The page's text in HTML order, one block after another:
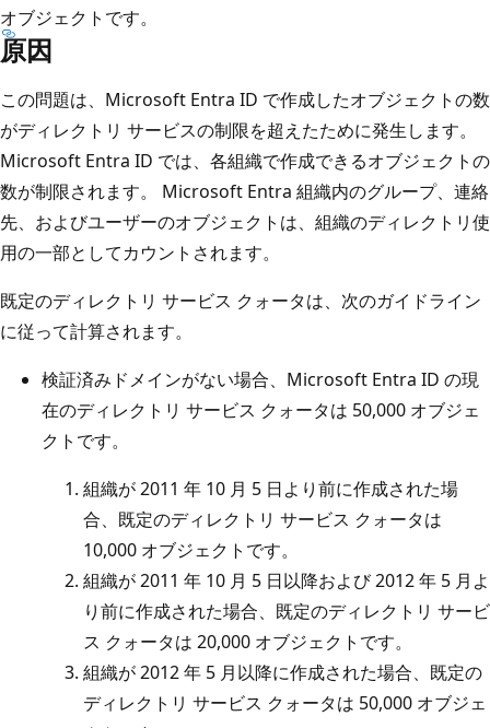
オブジェクトです。
原因
この問題は、Microsoft Entra ID で作成したオブジェクトの数
がディレクトリ サービスの制限を超えたために発生します。
Microsoft Entra ID では、各組織で作成できるオブジェクトの
数が制限されます。 Microsoft Entra 組織内のグループ、連絡
先、およびユーザーのオブジェクトは、組織のディレクトリ使
用の一部としてカウントされます。
既定のディレクトリ サービス クォータは、次のガイドライン
に従って計算されます。
検証済みドメインがない場合、Microsoft Entra ID の現
在のディレクトリ サービス クォータは 50,000 オブジェ
クトです。
組織が 2011 年 10 月 5 日より前に作成された場
合、既定のディレクトリ サービス クォータは
10,000 オブジェクトです。
組織が 2011 年 10 月 5 日以降および 2012 年 5 月よ
り前に作成された場合、既定のディレクトリ サービ
ス クォータは 20,000 オブジェクトです。
組織が 2012 年 5 月以降に作成された場合、既定の
ディレクトリ サービス クォータは 50,000 オブジェ